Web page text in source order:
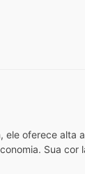
oferece alta
Sua cor